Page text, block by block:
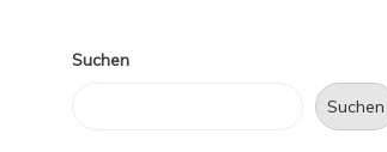
Suchen
Suchen